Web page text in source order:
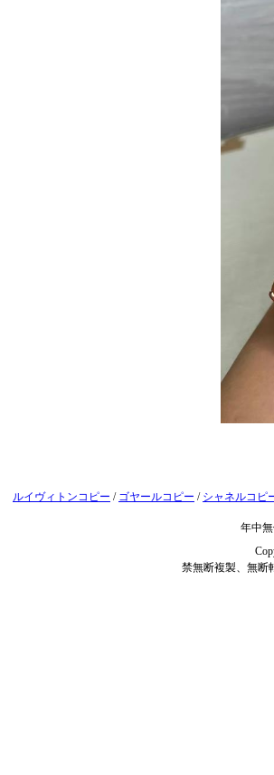
ルイヴィトンコピー / ゴヤールコピー / シャネルコピ
年中
禁無断複製、無断